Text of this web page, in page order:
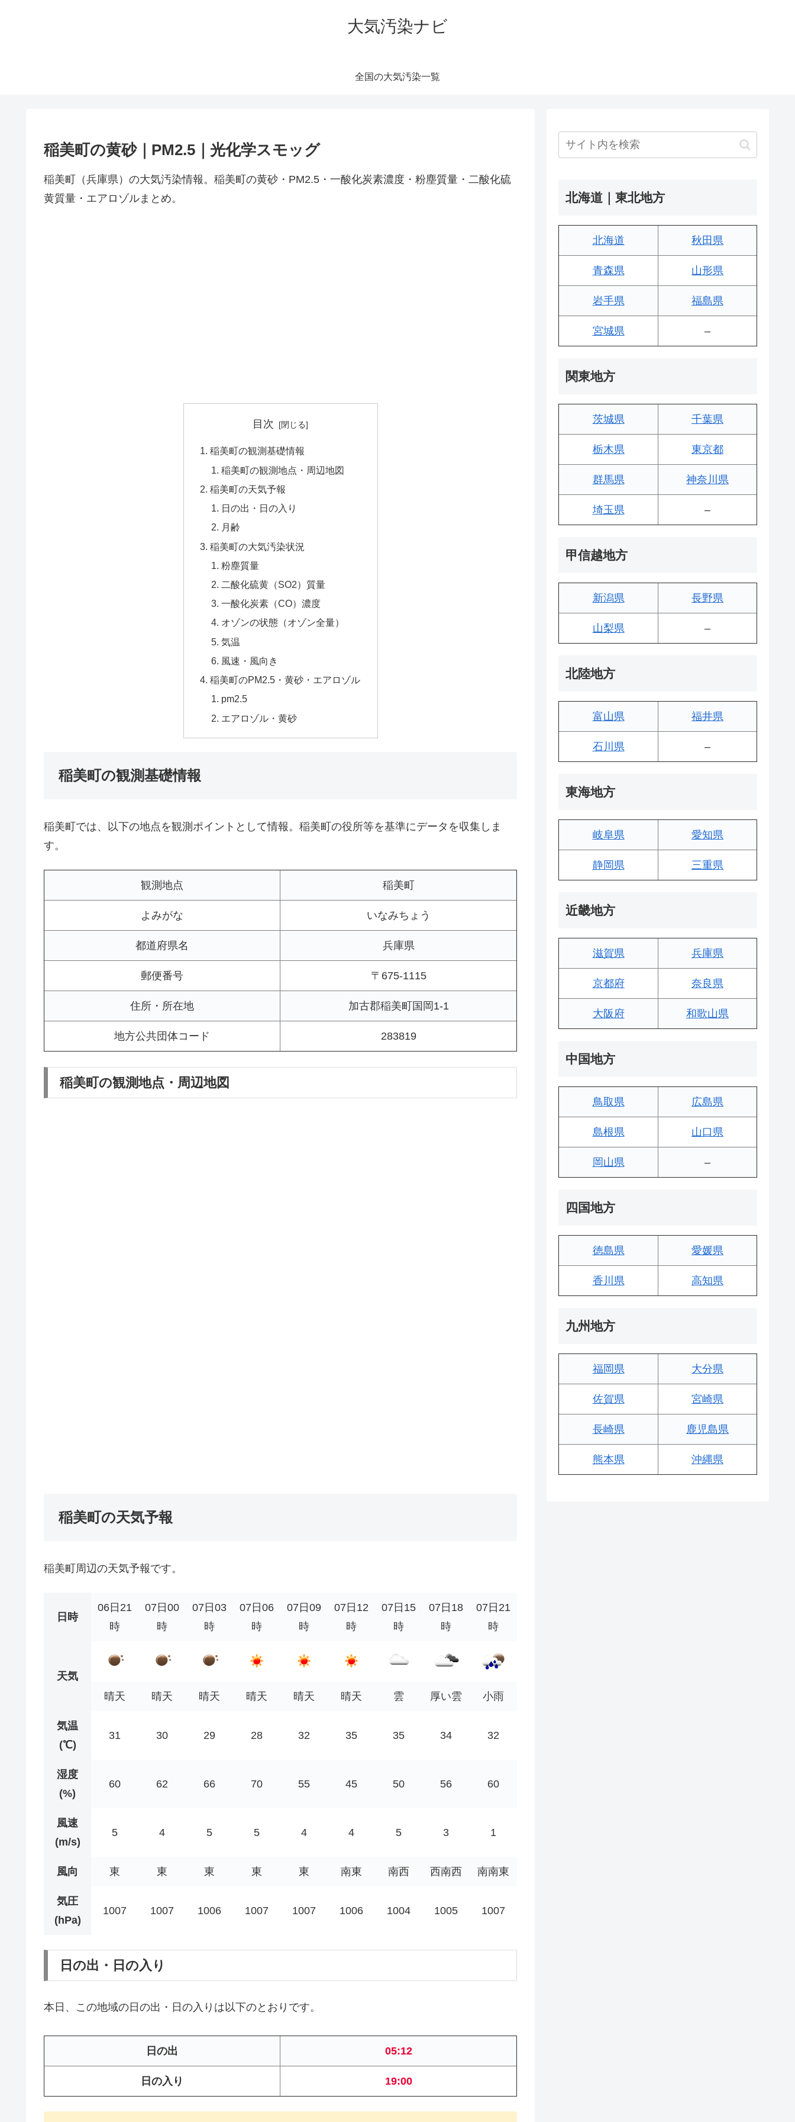
大気汚染ナビ
全国の大気汚染一覧
稲美町の黄砂｜PM2.5｜光化学スモッグ
稲美町（兵庫県）の大気汚染情報。稲美町の黄砂・PM2.5・一酸化炭素濃度・粉塵質量・二酸化硫
黄質量・エアロゾルまとめ。
目次
稲美町の観測基礎情報
稲美町の観測地点・周辺地図
稲美町の天気予報
日の出・日の入り
月齢
稲美町の大気汚染状況
粉塵質量
二酸化硫黄（SO2）質量
一酸化炭素（CO）濃度
オゾンの状態（オゾン全量）
気温
風速・風向き
稲美町のPM2.5・黄砂・エアロゾル
pm2.5
エアロゾル・黄砂
稲美町の観測基礎情報
稲美町では、以下の地点を観測ポイントとして情報。稲美町の役所等を基準にデータを収集しま
す。
観測地点 稲美町
よみがな いなみちょう
都道府県名 兵庫県
郵便番号 〒675-1115
住所・所在地 加古郡稲美町国岡1-1
地方公共団体コード 283819
稲美町の観測地点・周辺地図
稲美町の天気予報
稲美町周辺の天気予報です。
日時
06日21
時
07日00
時
07日03
時
07日06
時
07日09
時
07日12
時
07日15
時
07日18
時
07日21
時
天気
晴天
晴天 晴天 晴天 晴天 晴天 雲 厚い雲 小雨
気温
(℃)
31 30 29 28 32 35 35 34 32
湿度
(%)
60 62 66 70 55 45 50 56 60
風速
(m/s)
5 4 5 5 4 4 5 3 1
風向 東 東 東 東 東 南東 南西 西南西 南南東
気圧
(hPa)
1007 1007 1006 1007 1007 1006 1004 1005 1007
日の出・日の入り
本日、この地域の日の出・日の入りは以下のとおりです。
日の出 05:12
日の入り 19:00
北海道｜東北地方
北海道 秋田県
青森県 山形県
岩手県 福島県
宮城県 –
関東地方
茨城県 千葉県
栃木県 東京都
群馬県 神奈川県
埼玉県 –
甲信越地方
新潟県 長野県
山梨県 –
北陸地方
富山県 福井県
石川県 –
東海地方
岐阜県 愛知県
静岡県 三重県
近畿地方
滋賀県 兵庫県
京都府 奈良県
大阪府 和歌山県
中国地方
鳥取県 広島県
島根県 山口県
岡山県 –
四国地方
徳島県 愛媛県
香川県 高知県
九州地方
福岡県 大分県
佐賀県 宮崎県
長崎県 鹿児島県
熊本県 沖縄県